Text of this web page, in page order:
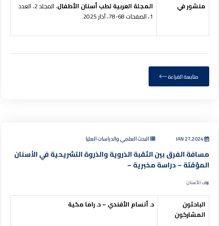
منشور في المجلة العربية لطب أسنان الأطفال
، المجلد 2، العدد
1، الصفحات 68-78، آذار 2025.
متابعة القراءة
JAN 27,2024 البحث العلمي والدراسات العليا
مسافة الفرق بين الثقبة الذروية والذروة التشريحية في الأسنان
المؤقتة – دراسة مخبرية –
طب الأسنان
الباحثون
المشاركون
د. أنسام الأفندي – د. راما مكية